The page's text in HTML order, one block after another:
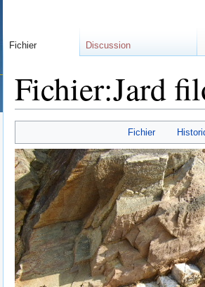
Fichier:Jard
Fichier
Fichier Discussion